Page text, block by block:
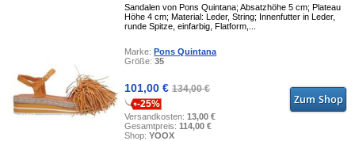
Sandalen von Pons Quintana; Absatzhöhe 5 cm; Plateau
Höhe 4 cm; Material: Leder, String; Innenfutter in Leder,
runde Spitze, einfarbig, Flatform,...
Marke:Pons Quintana
Größe:35
101,00 €134,00 €
-25%
Versandkosten:13,00 €
Gesamtpreis:114,00 €
Shop:YOOX